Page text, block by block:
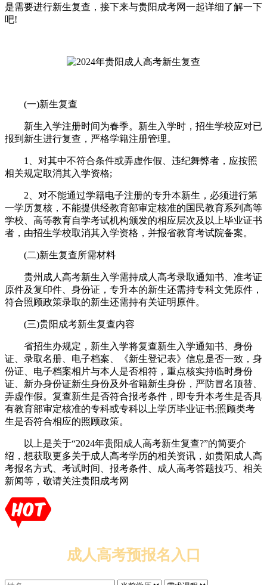
是需要进行新生复查，接下来与贵阳成考网一起详细了解一下
吧!
(一)新生复查
新生入学注册时间为春季。新生入学时，招生学校应对已
报到新生进行复查，严格学籍注册管理。
1、对其中不符合条件或弄虚作假、违纪舞弊者，应按照
相关规定取消其入学资格;
2、对不能通过学籍电子注册的专升本新生，必须进行第
一学历复核，不能提供经教育部审定核准的国民教育系列高等
学校、高等教育自学考试机构颁发的相应层次及以上毕业证书
者，由招生学校取消其入学资格，并报省教育考试院备案。
(二)新生复查所需材料
贵州成人高考新生入学需持成人高考录取通知书、准考证
原件及复印件、身份证，专升本的新生还需持专科文凭原件，
符合照顾政策录取的新生还需持有关证明原件。
(三)贵阳成考新生复查内容
省招生办规定，新生入学将复查新生入学通知书、身份
证、录取名册、电子档案、《新生登记表》信息是否一致，身
份证、电子档案相片与本人是否相符，重点核实持临时身份
证、新办身份证新生身份及外省籍新生身份，严防冒名顶替、
弄虚作假。复查新生是否符合报考条件，即专升本考生是否具
有教育部审定核准的专科或专科以上学历毕业证书;照顾类考
生是否符合相应的照顾政策。
以上是关于“2024年贵阳成人高考新生复查?”的简要介
绍，想获取更多关于成人高考学历的相关资讯，如贵阳成人高
考报名方式、考试时间、报考条件、成人高考答题技巧、相关
新闻等，敬请关注贵阳成考网
成人高考预报名入口